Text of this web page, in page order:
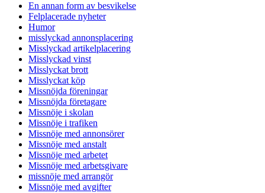
En annan form av besvikelse
Felplacerade nyheter
Humor
misslyckad annonsplacering
Misslyckad artikelplacering
Misslyckad vinst
Misslyckat brott
Misslyckat köp
Missnöjda föreningar
Missnöjda företagare
Missnöje i skolan
Missnöje i trafiken
Missnöje med annonsörer
Missnöje med anstalt
Missnöje med arbetet
Missnöje med arbetsgivare
missnöje med arrangör
Missnöje med avgifter